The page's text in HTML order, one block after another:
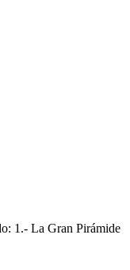
1.- La Gran Pirámide